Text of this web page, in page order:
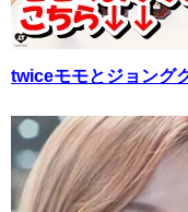
twiceモモとジョング